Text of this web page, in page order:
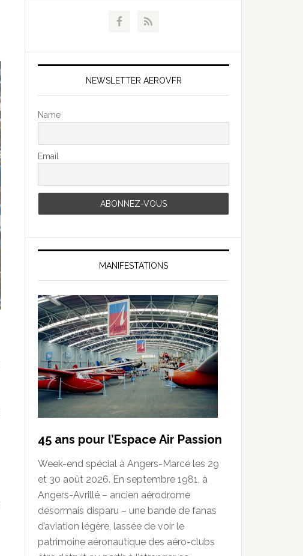
NEWSLETTER AEROVFR
Name
Email
MANIFESTATIONS
45 ans pour l’Espace Air Passion
Week-end spécial à Angers-Marcé les 29
et 30 août 2026. En septembre 1981, à
Angers-Avrillé – ancien aérodrome
désormais disparu – une bande de fanas
d’aviation légère, lassée de voir le
patrimoine aéronautique des aéro-clubs